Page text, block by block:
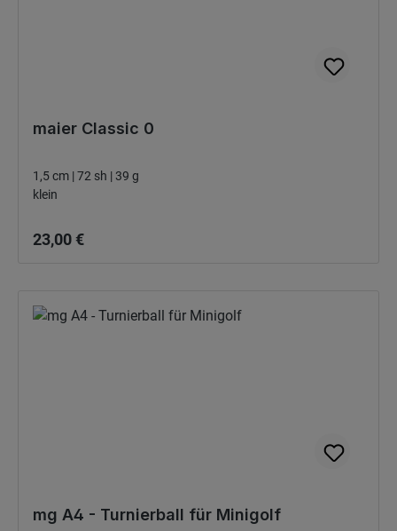
maier Classic 0
1,5 cm | 72 sh | 39 g
klein
23,00 €
mg A4 - Turnierball für Minigolf